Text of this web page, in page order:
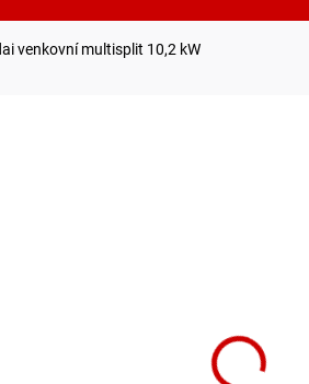
venkovní multisplit 10,2 kW